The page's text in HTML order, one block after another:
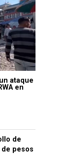
ataque
en
de
pesos